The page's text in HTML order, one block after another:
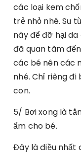
các loại kem
trẻ nhỏ nhé. Su
này để đỡ hại da
đã quan tâm
các bé nên các
nhé. Chỉ riêng
con.
5/ Bơi xong là
ẩm cho bé.
Đây là điều nhất